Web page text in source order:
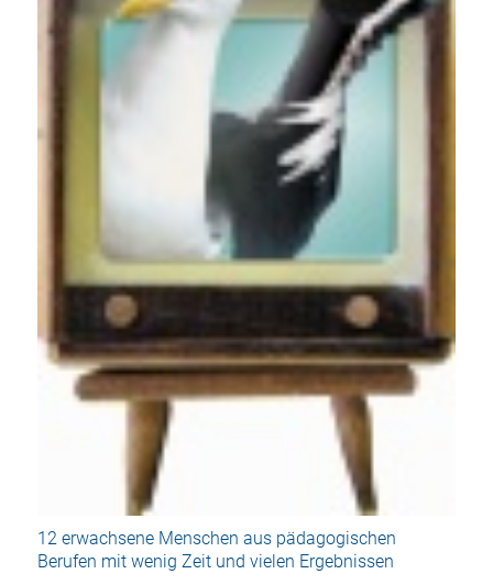
12 erwachsene Menschen aus pädagogischen
Berufen mit wenig Zeit und vielen Ergebnissen